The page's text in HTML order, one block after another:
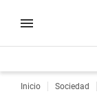
Inicio Sociedad